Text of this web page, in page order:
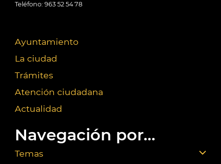
Teléfono: 963 52 54 78
Ayuntamiento
La ciudad
Trámites
Atención ciudadana
Actualidad
Navegación por...
Temas